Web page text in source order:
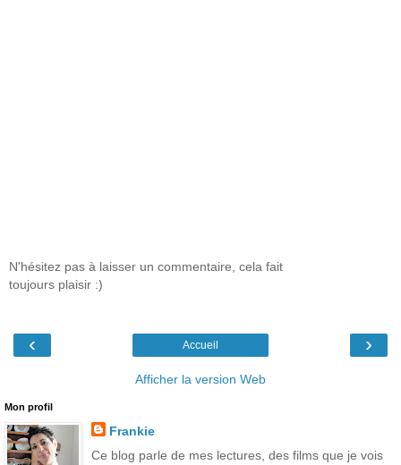
N'hésitez pas à laisser un commentaire, cela fait
toujours plaisir :)
‹ ›
Accueil
Afficher la version Web
Mon profil
Frankie
Ce blog parle de mes lectures, des films que je vois